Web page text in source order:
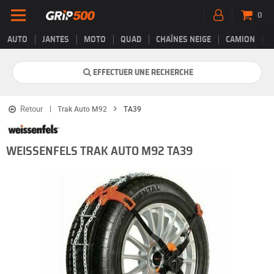
AUTO JANTES MOTO QUAD CHAÎNES NEIGE CAMION
0
EFFECTUER UNE RECHERCHE
Retour Trak Auto M92 TA39
WEISSENFELS TRAK AUTO M92 TA39